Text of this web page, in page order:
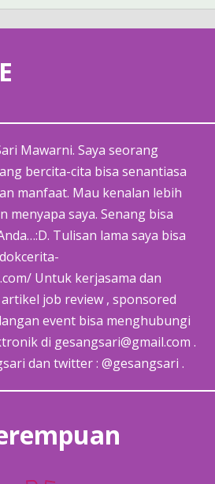
Mawarni. Saya seorang
bercita-cita bisa senantiasa
manfaat. Mau kenalan lebih
menyapa saya. Senang bisa
Tulisan lama saya bisa
Untuk kerjasama dan
job review , sponsored
event bisa menghubungi
di gesangsari@gmail.com .
dan twitter : @gesangsari .